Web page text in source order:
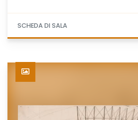
SCHEDA DI SALA